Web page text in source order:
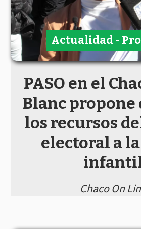
PASO en el
Blanc
los recursos
electoral a
Chaco On
Actualidad -